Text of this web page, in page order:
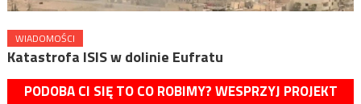
WIADOMOŚCI
Katastrofa ISIS w dolinie Eufratu
PODOBA CI SIĘ TO CO ROBIMY? WESPRZYJ PROJEKT